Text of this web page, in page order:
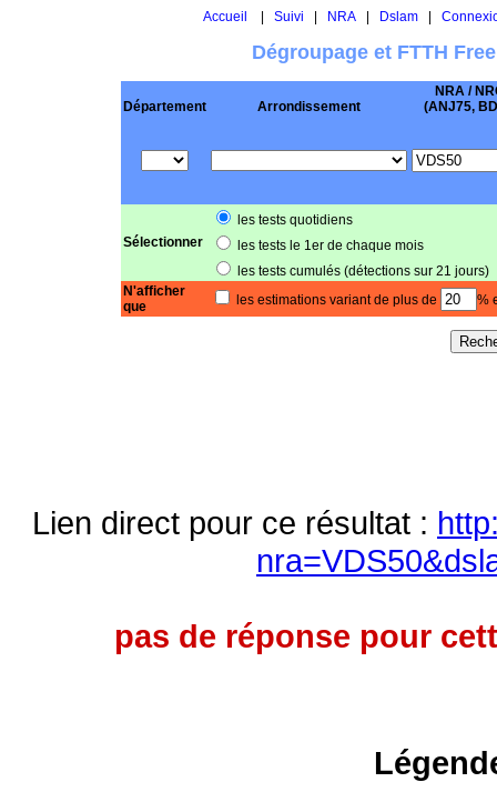
Accueil Suivi NRA| Dslam|
Dégroupage et FTTH
Département Arrondissement
NRA /
(ANJ75,
Sélectionner
les tests quotidiens
les tests le 1er de chaque mois
les tests cumulés (détections sur 21 jours)
N'afficher
que
les estimations variant de plus de %
Lien direct pour ce résultat :
pas de réponse pour